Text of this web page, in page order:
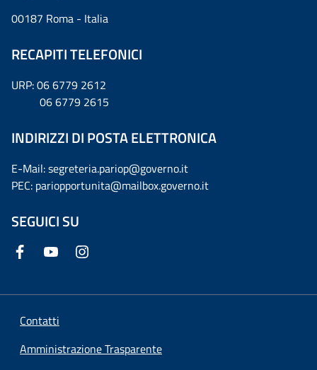
00187 Roma - Italia
RECAPITI TELEFONICI
URP: 06 6779 2612
06 6779 2615
INDIRIZZI DI POSTA ELETTRONICA
E-Mail: segreteria.pariop@governo.it
PEC: pariopportunita@mailbox.governo.it
SEGUICI SU
Contatti
Amministrazione Trasparente